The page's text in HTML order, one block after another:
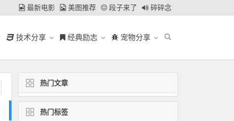
最新电影 美图推荐 段子来了 碎碎念
技术分享 经典励志 宠物分享
热门文章
热门标签